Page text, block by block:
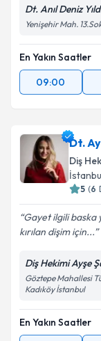
Dt. Anıl Deniz
Yenişehir Mah.
En Yakın Saatler
09:00
Dt.
Diş
5 (6
Gayet ilgili baska
kırılan dişim için...
Diş Hekimi Ayşe
Göztepe Mahallesi
Kadıköy İstanbul
En Yakın Saatler